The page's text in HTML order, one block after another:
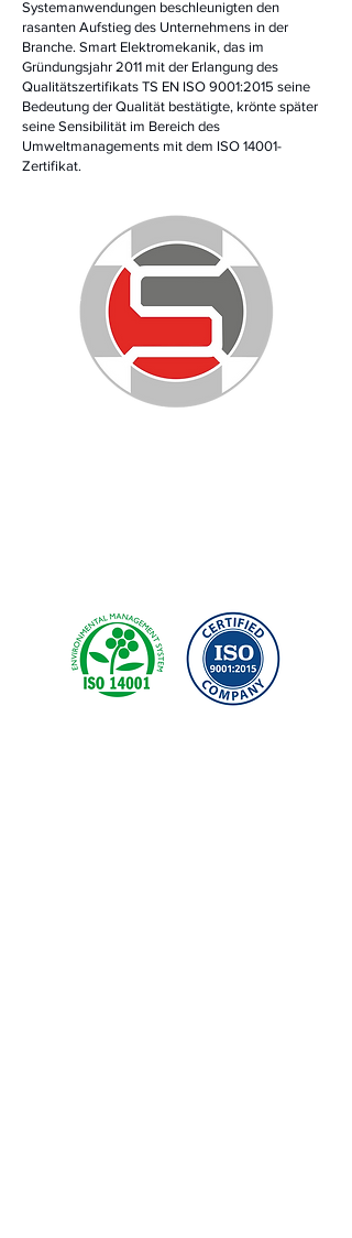
Systemanwendungen beschleunigten den
rasanten Aufstieg des Unternehmens in der
Branche. Smart Elektromekanik, das im
Gründungsjahr 2011 mit der Erlangung des
Qualitätszertifikats TS EN ISO 9001:2015 seine
Bedeutung der Qualität bestätigte, krönte später
seine Sensibilität im Bereich des
Umweltmanagements mit dem ISO 14001-
Zertifikat.